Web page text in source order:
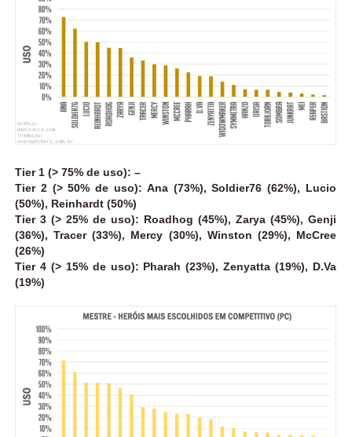
Tier 1 (> 75% de uso): –
Tier 2 (> 50% de uso): Ana (73%), Soldier76 (62%), Lucio
(50%), Reinhardt (50%)
Tier 3 (> 25% de uso): Roadhog (45%), Zarya (45%), Genji
(36%), Tracer (33%), Mercy (30%), Winston (29%), McCree
(26%)
Tier 4 (> 15% de uso): Pharah (23%), Zenyatta (19%), D.Va
(19%)